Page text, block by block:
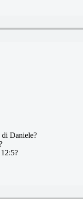
di Daniele?